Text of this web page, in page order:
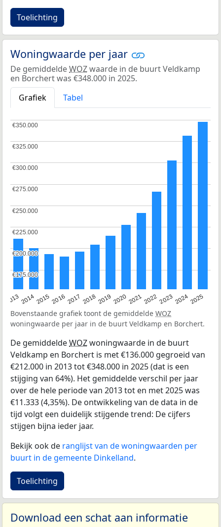
Toelichting
Woningwaarde per jaar
De gemiddeldeWOZwaarde in de buurt Veldkamp
en Borchert was €348.000 in 2025.
Grafiek
Tabel
20132014201520162017 20182019 202020212022202320242025
€175.000
€175.000
€200.000
€200.000
€225.000
€225.000
€250.000
€250.000
€275.000
€275.000
€300.000
€300.000
€325.000
€325.000
€350.000
€350.000
Bovenstaande grafiek toont de gemiddelde WOZ
woningwaarde per jaar in de buurt Veldkamp en Borchert.
De gemiddeldeWOZwoningwaarde in de buurt
Veldkamp en Borchert is met €136.000 gegroeid van
€212.000 in 2013 tot €348.000 in 2025 (dat is een
stijging van 64%). Het gemiddelde verschil per jaar
over de hele periode van 2013 tot en met 2025 was
€11.333 (4,35%). De ontwikkeling van de data in de
tijd volgt een duidelijk stijgende trend: De cijfers
stijgen bijna ieder jaar.
Bekijk ook de ranglijst van de woningwaarden per
buurt in de gemeente Dinkelland.
Toelichting
Download een schat aan informatie